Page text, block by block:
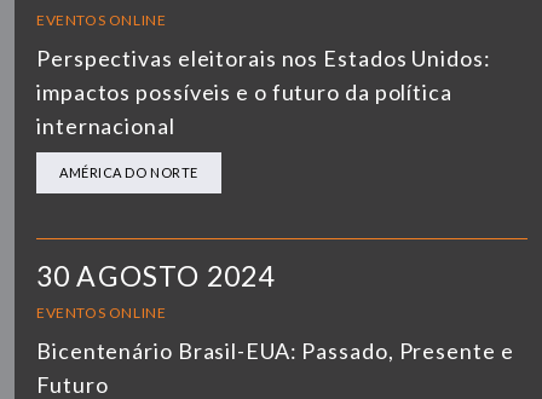
EVENTOS ONLINE
Perspectivas eleitorais nos Estados Unidos:
impactos possíveis e o futuro da política
internacional
AMÉRICA DO NORTE
30 AGOSTO 2024
EVENTOS ONLINE
Bicentenário Brasil-EUA: Passado, Presente e
Futuro